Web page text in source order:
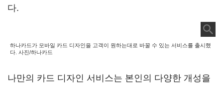
다.
하나카드가 모바일 카드 디자인을 고객이 원하는대로 바꿀 수 있는 서비스를 출시했
다. 사진/하나카드
나만의 카드 디자인 서비스는 본인의 다양한 개성을